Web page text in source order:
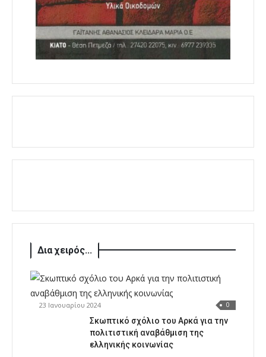
Δια χειρός...
23 Ιανουαρίου 2024 0
Σκωπτικό σχόλιο του Αρκά για την
πολιτιστική αναβάθμιση της
ελληνικής κοινωνίας